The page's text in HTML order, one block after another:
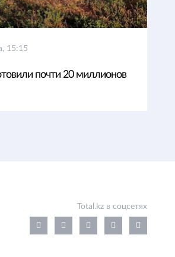
15:15
почти 20 миллионов
Total.kz в соцсетях